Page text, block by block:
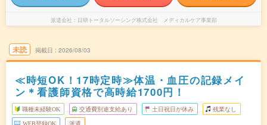
派遣会社 日研トータルソーシング株式会社 メディカルケア事業部
未読 掲載日 2026/08/03
≪時短OK！17時定時≫体温・血圧の記録メイ
ン＊看護師資格で高時給1700円！
職種未経験OK 交通費別途支給あり 土日祝日が休み 残業なし
WEB登録OK 派遣